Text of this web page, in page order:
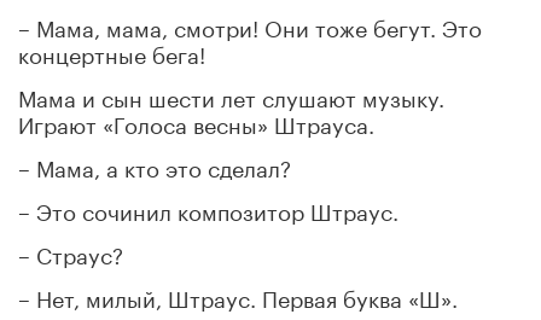
– Мама, мама, смотри! Они тоже бегут. Это
концертные бега!
Мама и сын шести лет слушают музыку.
Играют «Голоса весны» Штрауса.
– Мама, а кто это сделал?
– Это сочинил композитор Штраус.
– Страус?
– Нет, милый, Штраус. Первая буква «Ш».